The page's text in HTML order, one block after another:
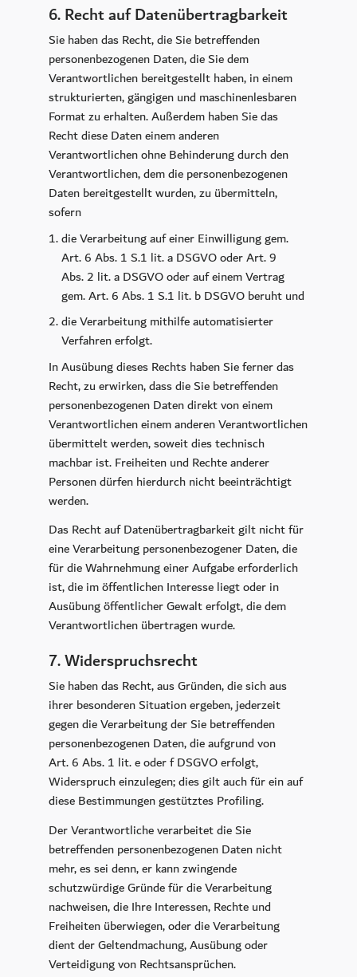
6. Recht auf Datenübertragbarkeit
Sie haben das Recht, die Sie betreffenden
personenbezogenen Daten, die Sie dem
Verantwortlichen bereitgestellt haben, in einem
strukturierten, gängigen und maschinenlesbaren
Format zu erhalten. Außerdem haben Sie das
Recht diese Daten einem anderen
Verantwortlichen ohne Behinderung durch den
Verantwortlichen, dem die personenbezogenen
Daten bereitgestellt wurden, zu übermitteln,
sofern
die Verarbeitung auf einer Einwilligung gem.
Art. 6 Abs. 1 S.1 lit. a DSGVO oder Art. 9
Abs. 2 lit. a DSGVO oder auf einem Vertrag
gem. Art. 6 Abs. 1 S.1 lit. b DSGVO beruht und
die Verarbeitung mithilfe automatisierter
Verfahren erfolgt.
In Ausübung dieses Rechts haben Sie ferner das
Recht, zu erwirken, dass die Sie betreffenden
personenbezogenen Daten direkt von einem
Verantwortlichen einem anderen Verantwortlichen
übermittelt werden, soweit dies technisch
machbar ist. Freiheiten und Rechte anderer
Personen dürfen hierdurch nicht beeinträchtigt
werden.
Das Recht auf Datenübertragbarkeit gilt nicht für
eine Verarbeitung personenbezogener Daten, die
für die Wahrnehmung einer Aufgabe erforderlich
ist, die im öffentlichen Interesse liegt oder in
Ausübung öffentlicher Gewalt erfolgt, die dem
Verantwortlichen übertragen wurde.
7. Widerspruchsrecht
Sie haben das Recht, aus Gründen, die sich aus
ihrer besonderen Situation ergeben, jederzeit
gegen die Verarbeitung der Sie betreffenden
personenbezogenen Daten, die aufgrund von
Art. 6 Abs. 1 lit. e oder f DSGVO erfolgt,
Widerspruch einzulegen; dies gilt auch für ein auf
diese Bestimmungen gestütztes Profiling.
Der Verantwortliche verarbeitet die Sie
betreffenden personenbezogenen Daten nicht
mehr, es sei denn, er kann zwingende
schutzwürdige Gründe für die Verarbeitung
nachweisen, die Ihre Interessen, Rechte und
Freiheiten überwiegen, oder die Verarbeitung
dient der Geltendmachung, Ausübung oder
Verteidigung von Rechtsansprüchen.